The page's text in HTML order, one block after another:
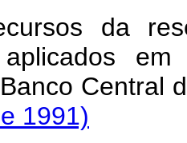
da
do Banco
1991)